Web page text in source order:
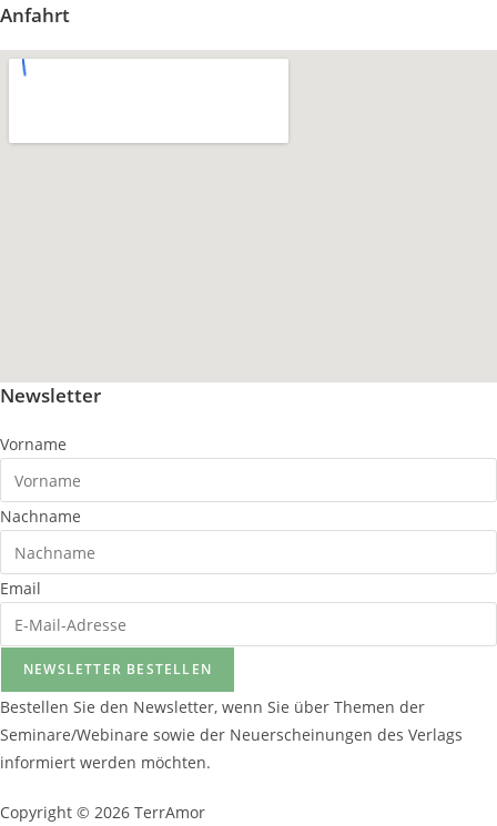
Anfahrt
Newsletter
Vorname
Nachname
Email
NEWSLETTER BESTELLEN
Bestellen Sie den Newsletter, wenn Sie über Themen der
Seminare/Webinare sowie der Neuerscheinungen des Verlags
informiert werden möchten.
Copyright © 2026 TerrAmor